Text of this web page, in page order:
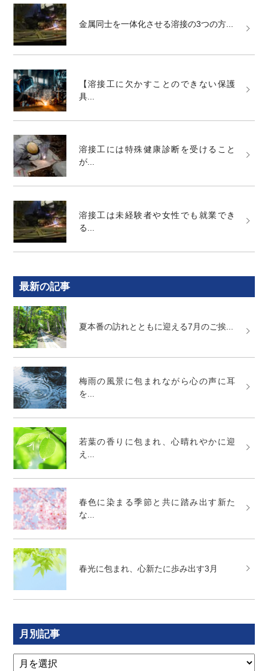
金属同士を一体化させる溶接の3つの方...
【溶接工に欠かすことのできない保護
具...
溶接工には特殊健康診断を受けること
が...
溶接工は未経験者や女性でも就業でき
る...
最新の記事
夏本番の訪れとともに迎える7月のご挨...
梅雨の風景に包まれながら心の声に耳
を...
若葉の香りに包まれ、心晴れやかに迎
え...
春色に染まる季節と共に踏み出す新た
な...
春光に包まれ、心新たに歩み出す3月
月別記事